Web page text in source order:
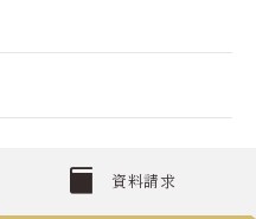
資料請求